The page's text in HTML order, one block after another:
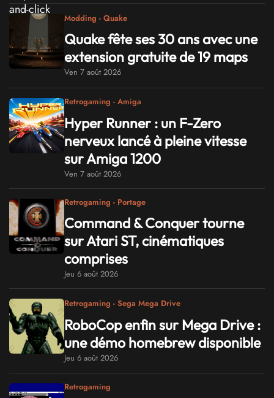
Modding - Quake
Quake fête ses 30 ans avec une
extension gratuite de 19 maps
Ven 7 août 2026
Retrogaming - Amiga
Hyper Runner : un F-Zero
nerveux lancé à pleine vitesse
sur Amiga 1200
Ven 7 août 2026
Retrogaming - Portage
Command & Conquer tourne
sur Atari ST, cinématiques
comprises
Jeu 6 août 2026
Retrogaming - Sega Mega Drive
RoboCop enfin sur Mega Drive :
une démo homebrew disponible
Jeu 6 août 2026
Retrogaming